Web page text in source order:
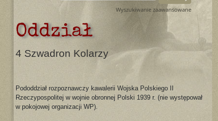
Wyszukiwanie zaawansowane
Oddział
4 Szwadron Kolarzy
Pododdział rozpoznawczy kawalerii Wojska Polskiego II
Rzeczypospolitej w wojnie obronnej Polski 1939 r. (nie występował
w pokojowej organizacji WP).